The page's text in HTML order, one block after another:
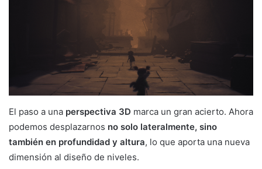
El paso a una perspectiva 3D marca un gran acierto. Ahora
podemos desplazarnos no solo lateralmente, sino
también en profundidad y altura, lo que aporta una nueva
dimensión al diseño de niveles.